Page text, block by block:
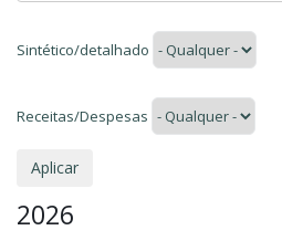
Sintético/detalhado
Receitas/Despesas
2026